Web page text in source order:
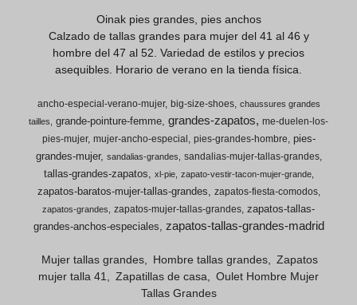
Oinak pies grandes, pies anchos
Calzado de tallas grandes para mujer del 41 al 46 y
hombre del 47 al 52. Variedad de estilos y precios
asequibles. Horario de verano en la tienda física.
ancho-especial-verano-mujer big-size-shoes
chaussures grandes
tailles
grande-pointure-femme grandes-zapatos
me-duelen-los-
pies-mujer mujer-ancho-especial pies-grandes-hombre pies-
grandes-mujer
sandalias-grandes sandalias-mujer-tallas-grandes
tallas-grandes-zapatos xl-pie zapato-vestir-tacon-mujer-grande
zapatos-baratos-mujer-tallas-grandes zapatos-fiesta-comodos
zapatos-grandes zapatos-mujer-tallas-grandes zapatos-tallas-
grandes-anchos-especiales zapatos-tallas-grandes-madrid
Mujer tallas grandes Hombre tallas grandes
Zapatos
mujer talla 41
Zapatillas de casa
Oulet Hombre Mujer
Tallas Grandes